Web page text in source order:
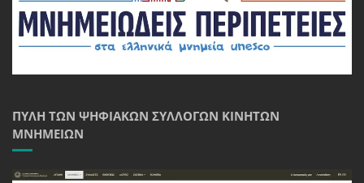
ΠΎΛΗ ΤΩΝ ΨΗΦΙΑΚΏΝ ΣΥΛΛΟΓΏΝ ΚΙΝΗΤΏΝ
ΜΝΗΜΕΊΩΝ